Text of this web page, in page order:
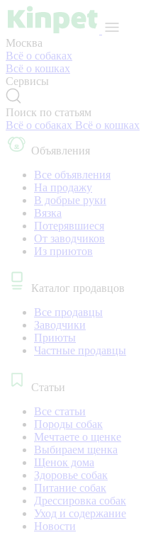
Москва
Всё о собаках
Всё о кошках
Сервисы
Поиск по статьям
Всё о собаках Всё о кошках
Объявления
Все объявления
На продажу
В добрые руки
Вязка
Потерявшиеся
От заводчиков
Из приютов
Каталог продавцов
Все продавцы
Заводчики
Приюты
Частные продавцы
Статьи
Все статьи
Породы собак
Мечтаете о щенке
Выбираем щенка
Щенок дома
Здоровье собак
Питание собак
Дрессировка собак
Уход и содержание
Новости